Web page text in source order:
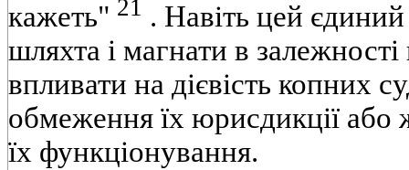
кажеть" 21 . Навіть цей
шляхта і магнати в залежності
впливати на дієвість копних
обмеження їх юрисдикції або
їх функціонування.